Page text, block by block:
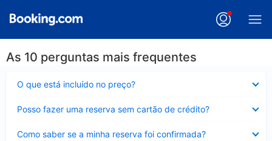
As 10 perguntas mais frequentes
O que está incluído no preço?
Posso fazer uma reserva sem cartão de crédito?
Como saber se a minha reserva foi confirmada?